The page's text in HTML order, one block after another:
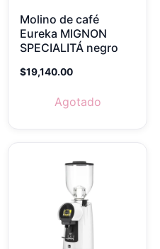
Molino de café
Eureka MIGNON
SPECIALITÁ negro
$19,140.00
Agotado